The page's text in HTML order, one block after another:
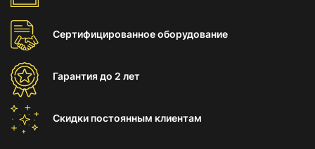
Сертифицированноеоборудование
Гарантиядо 2 лет
Скидки постоянным клиентам